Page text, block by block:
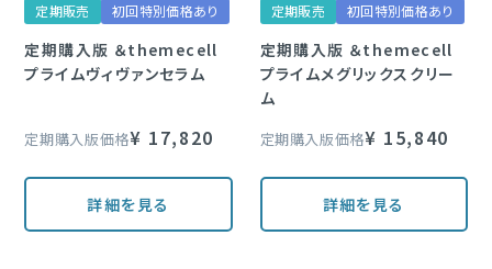
定期販売
初回特別価格あり
定期購入版 ＆themecell
プライムヴィヴァンセラム
定期購入版価格¥ 17,820
詳細を見る
定期販売
初回特別価格あり
定期購入版 ＆themecell
プライムメグリックスクリー
ム
定期購入版価格¥ 15,840
詳細を見る